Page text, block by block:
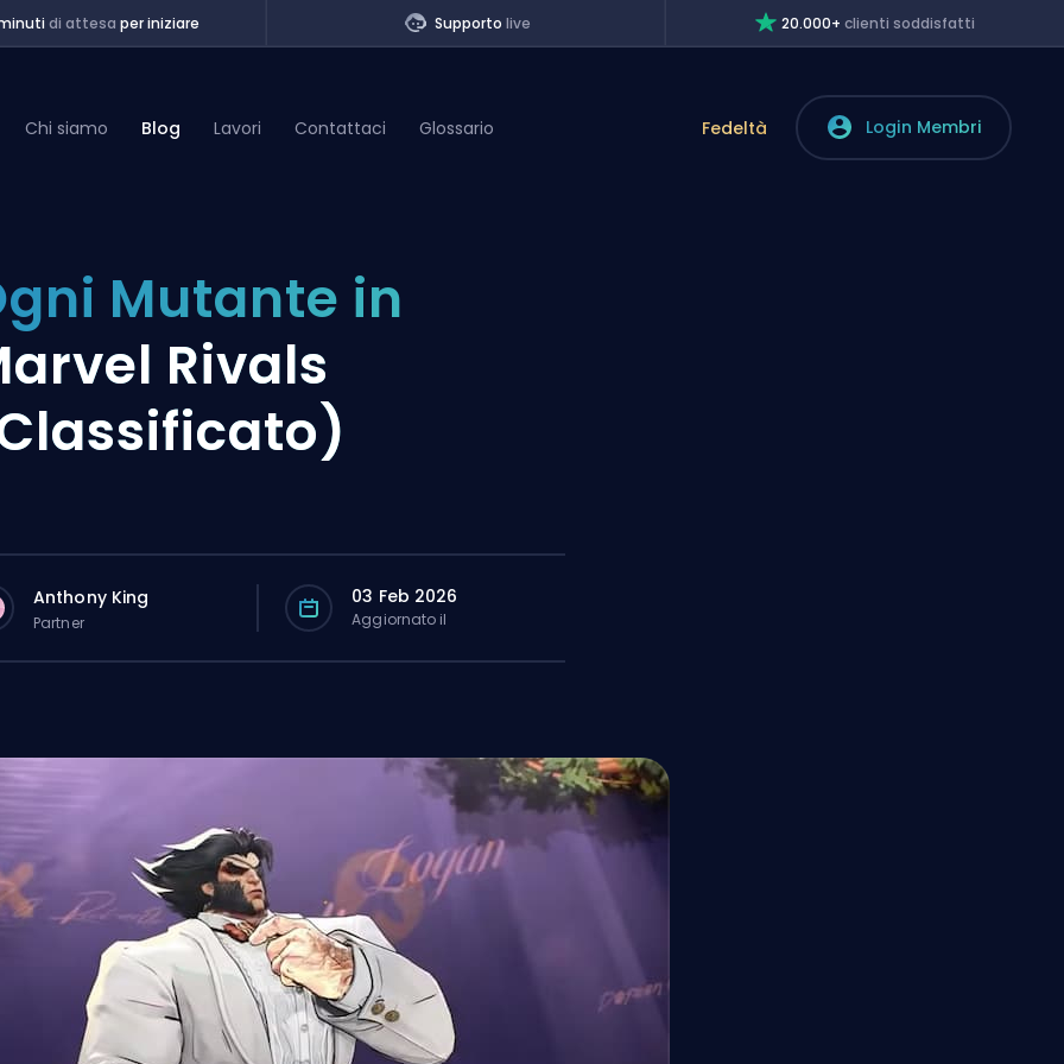
di attesa per iniziare Supporto live 20.000+clienti soddisfatti
Chi siamo Blog Lavori Contattaci Glossario Fedeltà Login Membri
Mutante in
Rivals
Anthony King
Partner
03 Feb 2026
Aggiornato il